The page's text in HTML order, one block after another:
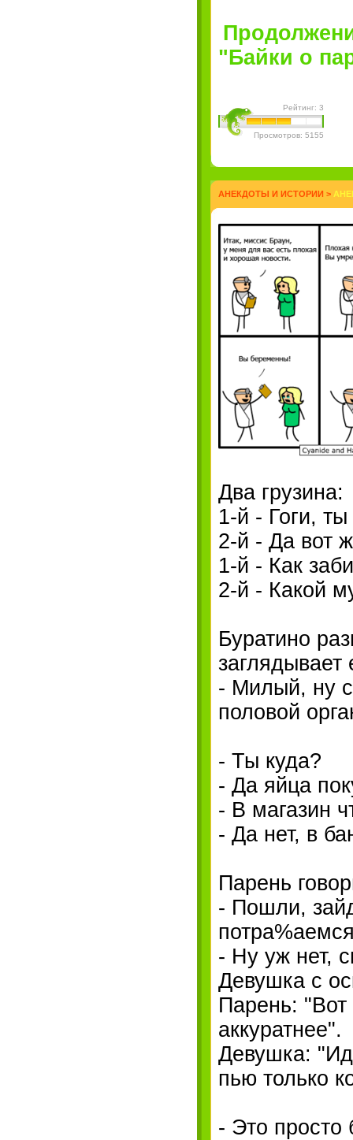
"Байки о
Рейтинг: 3
Просмотров: 5155
АНЕКДОТЫ И ИСТОРИИ >
Два грузина:
1-й - Гоги,
2-й - Да вот
1-й - Как
2-й - Какой
Буратино
заглядывает
- Милый, ну
половой
- Ты куда?
- Да яйца
- В магазин
- Да нет, в
Парень
- Пошли,
- Ну уж нет,
Девушка с
Парень:
аккуратнее".
Девушка:
пью только
- Это пpосто